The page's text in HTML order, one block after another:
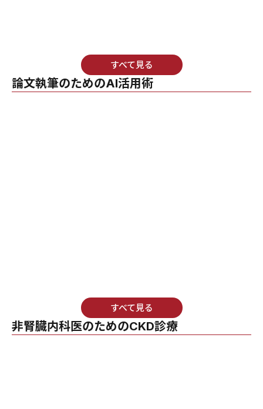
すべて見る
論文執筆のためのAI活用術
すべて見る
非腎臓内科医のためのCKD診療